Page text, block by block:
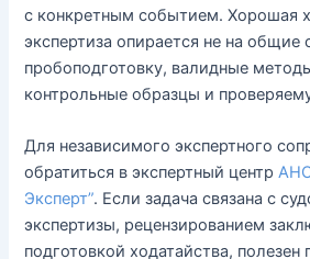
с конкретным событием. Хорошая
экспертиза опирается не на общие
пробоподготовку, валидные
контрольные образцы и
Для независимого экспертного
обратиться в экспертный центр
Эксперт”. Если задача связана с
экспертизы, рецензированием
подготовкой ходатайства,